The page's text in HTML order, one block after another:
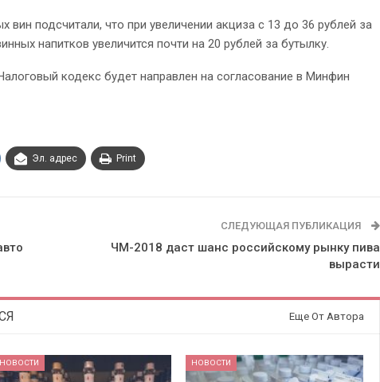
вин подсчитали, что при увеличении акциза с 13 до 36 рублей за
напитков увеличится почти на 20 рублей за бутылку.
кодекс будет направлен на согласование в Минфин
Эл. адрес Print
СЛЕДУЮЩАЯ ПУБЛИКАЦИЯ
ЧМ-2018 даст шанс российскому рынку пива
вырасти
Еще От Автора
НОВОСТИ НОВОСТИ